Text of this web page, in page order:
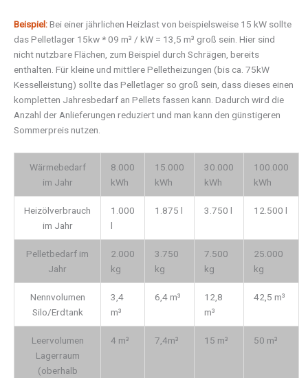
Beispiel:Bei einer jährlichen Heizlast von beispielsweise 15 kW sollte
das Pelletlager 15kw * 09 m³ / kW = 13,5 m³ groß sein. Hier sind
nicht nutzbare Flächen, zum Beispiel durch Schrägen, bereits
enthalten. Für kleine und mittlere Pelletheizungen (bis ca. 75kW
Kesselleistung) sollte das Pelletlager so groß sein, dass dieses einen
kompletten Jahresbedarf an Pellets fassen kann. Dadurch wird die
Anzahl der Anlieferungen reduziert und man kann den günstigeren
Sommerpreis nutzen.
Wärmebedarf
im Jahr
8.000
kWh
15.000
kWh
30.000
kWh
100.000
kWh
Heizölverbrauch
im Jahr
1.000
l
1.875 l 3.750 l 12.500 l
Pelletbedarf im
Jahr
2.000
kg
3.750
kg
7.500
kg
25.000
kg
Nennvolumen
Silo/Erdtank
3,4
m³
6,4 m³
12,8
m³
42,5 m³
Leervolumen
Lagerraum
(oberhalb
4 m³ 7,4m³ 15 m³ 50 m³